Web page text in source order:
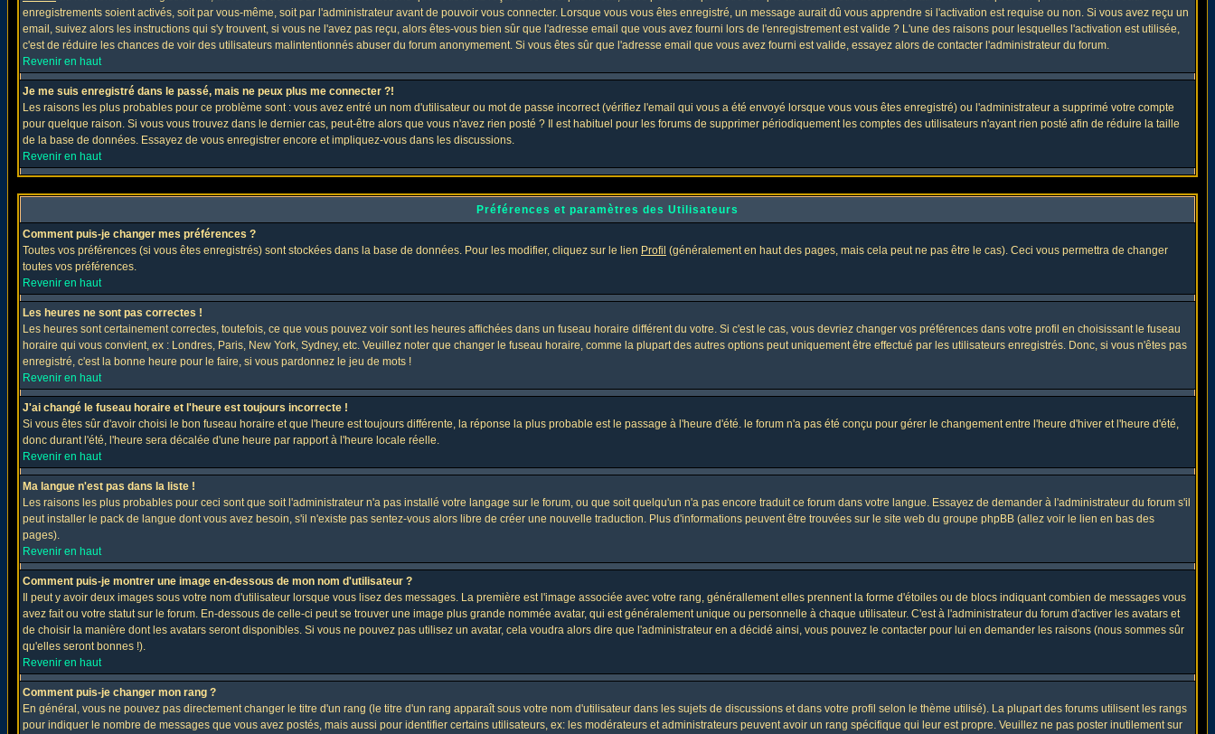
enregistrements soient activés, soit par vous-même, soit par l'administrateur avant de pouvoir vous connecter. Lorsque vous vous êtes enregistré, un message aurait dû vous apprendre si l'activation est requise ou non. Si vous avez reçu un
email, suivez alors les instructions qui s'y trouvent, si vous ne l'avez pas reçu, alors êtes-vous bien sûr que l'adresse email que vous avez fourni lors de l'enregistrement est valide ? L'une des raisons pour lesquelles l'activation est utilisée,
c'est de réduire les chances de voir des utilisateurs malintentionnés abuser du forum anonymement. Si vous êtes sûr que l'adresse email que vous avez fourni est valide, essayez alors de contacter l'administrateur du forum.
Revenir en haut
Je me suis enregistré dans le passé, mais ne peux plus me connecter ?!
Les raisons les plus probables pour ce problème sont : vous avez entré un nom d'utilisateur ou mot de passe incorrect (vérifiez l'email qui vous a été envoyé lorsque vous vous êtes enregistré) ou l'administrateur a supprimé votre compte
pour quelque raison. Si vous vous trouvez dans le dernier cas, peut-être alors que vous n'avez rien posté ? Il est habituel pour les forums de supprimer périodiquement les comptes des utilisateurs n'ayant rien posté afin de réduire la taille
de la base de données. Essayez de vous enregistrer encore et impliquez-vous dans les discussions.
Revenir en haut
Préférences et paramètres des Utilisateurs
Comment puis-je changer mes préférences ?
Toutes vos préférences (si vous êtes enregistrés) sont stockées dans la base de données. Pour les modifier, cliquez sur le lien Profil (généralement en haut des pages, mais cela peut ne pas être le cas). Ceci vous permettra de changer
toutes vos préférences.
Revenir en haut
Les heures ne sont pas correctes !
Les heures sont certainement correctes, toutefois, ce que vous pouvez voir sont les heures affichées dans un fuseau horaire différent du votre. Si c'est le cas, vous devriez changer vos préférences dans votre profil en choisissant le fuseau
horaire qui vous convient, ex : Londres, Paris, New York, Sydney, etc. Veuillez noter que changer le fuseau horaire, comme la plupart des autres options peut uniquement être effectué par les utilisateurs enregistrés. Donc, si vous n'êtes pas
enregistré, c'est la bonne heure pour le faire, si vous pardonnez le jeu de mots !
Revenir en haut
J'ai changé le fuseau horaire et l'heure est toujours incorrecte !
Si vous êtes sûr d'avoir choisi le bon fuseau horaire et que l'heure est toujours différente, la réponse la plus probable est le passage à l'heure d'été. le forum n'a pas été conçu pour gérer le changement entre l'heure d'hiver et l'heure d'été,
donc durant l'été, l'heure sera décalée d'une heure par rapport à l'heure locale réelle.
Revenir en haut
Ma langue n'est pas dans la liste !
Les raisons les plus probables pour ceci sont que soit l'administrateur n'a pas installé votre langage sur le forum, ou que soit quelqu'un n'a pas encore traduit ce forum dans votre langue. Essayez de demander à l'administrateur du forum s'il
peut installer le pack de langue dont vous avez besoin, s'il n'existe pas sentez-vous alors libre de créer une nouvelle traduction. Plus d'informations peuvent être trouvées sur le site web du groupe phpBB (allez voir le lien en bas des
pages).
Revenir en haut
Comment puis-je montrer une image en-dessous de mon nom d'utilisateur ?
Il peut y avoir deux images sous votre nom d'utilisateur lorsque vous lisez des messages. La première est l'image associée avec votre rang, générallement elles prennent la forme d'étoiles ou de blocs indiquant combien de messages vous
avez fait ou votre statut sur le forum. En-dessous de celle-ci peut se trouver une image plus grande nommée avatar, qui est généralement unique ou personnelle à chaque utilisateur. C'est à l'administrateur du forum d'activer les avatars et
de choisir la manière dont les avatars seront disponibles. Si vous ne pouvez pas utilisez un avatar, cela voudra alors dire que l'administrateur en a décidé ainsi, vous pouvez le contacter pour lui en demander les raisons (nous sommes sûr
qu'elles seront bonnes !).
Revenir en haut
Comment puis-je changer mon rang ?
En général, vous ne pouvez pas directement changer le titre d'un rang (le titre d'un rang apparaît sous votre nom d'utilisateur dans les sujets de discussions et dans votre profil selon le thème utilisé). La plupart des forums utilisent les rangs
pour indiquer le nombre de messages que vous avez postés, mais aussi pour identifier certains utilisateurs, ex: les modérateurs et administrateurs peuvent avoir un rang spécifique qui leur est propre. Veuillez ne pas poster inutilement sur